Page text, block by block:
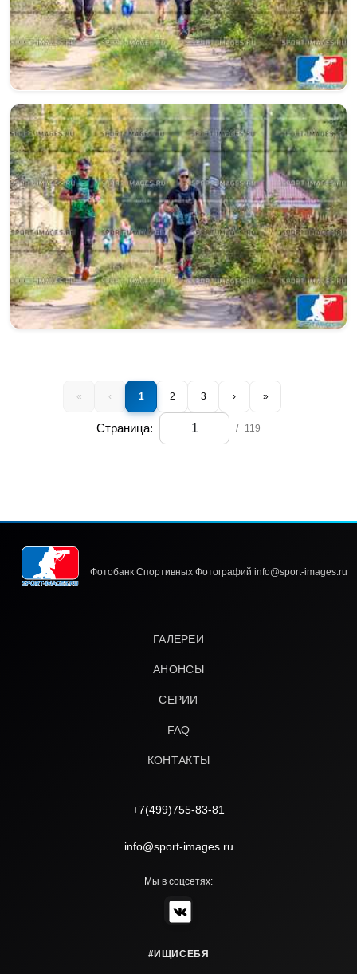
« ‹ 1 2 3 › »
Страница: / 119
Фотобанк Спортивных Фотографий info@sport-images.ru
ГАЛЕРЕИ
АНОНСЫ
СЕРИИ
FAQ
КОНТАКТЫ
+7(499)755-83-81
info@sport-images.ru
Мы в соцсетях:
#ИЩИСЕБЯ